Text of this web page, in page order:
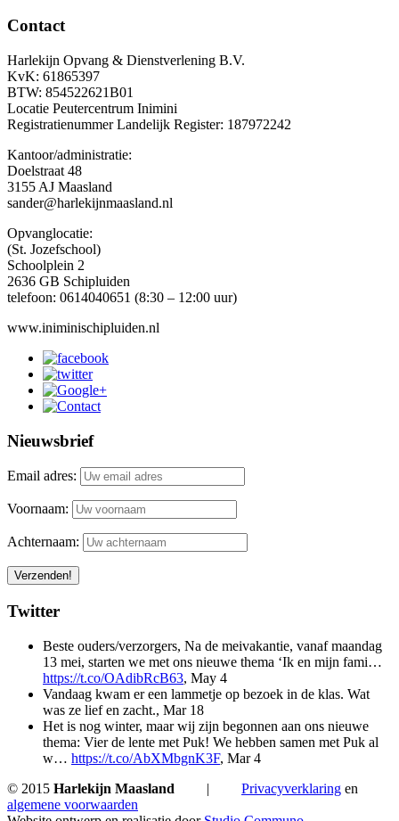
Contact
Harlekijn Opvang & Dienstverlening B.V.
KvK: 61865397
BTW: 854522621B01
Locatie Peutercentrum Inimini
Registratienummer Landelijk Register: 187972242
Kantoor/administratie:
Doelstraat 48
3155 AJ Maasland
sander@harlekijnmaasland.nl
Opvanglocatie:
(St. Jozefschool)
Schoolplein 2
2636 GB Schipluiden
telefoon: 0614040651 (8:30 – 12:00 uur)
www.iniminischipluiden.nl
Nieuwsbrief
Email adres:
Voornaam:
Achternaam:
Twitter
Beste ouders/verzorgers, Na de meivakantie, vanaf maandag
13 mei, starten we met ons nieuwe thema ‘Ik en mijn fami…
https://t.co/OAdibRcB63, May 4
Vandaag kwam er een lammetje op bezoek in de klas. Wat
was ze lief en zacht., Mar 18
Het is nog winter, maar wij zijn begonnen aan ons nieuwe
thema: Vier de lente met Puk! We hebben samen met Puk al
w… https://t.co/AbXMbgnK3F, Mar 4
© 2015 Harlekijn Maasland | Privacyverklaring en
algemene voorwaarden